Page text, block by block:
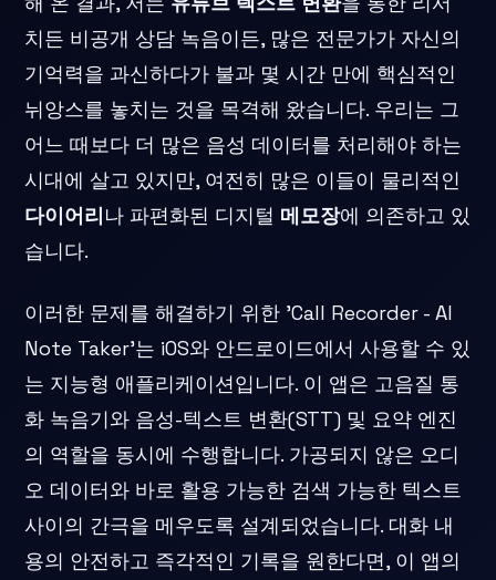
치든 비공개 상담 녹음이든, 많은 전문가가 자신의
기억력을 과신하다가 불과 몇 시간 만에 핵심적인
뉘앙스를 놓치는 것을 목격해 왔습니다. 우리는 그
어느 때보다 더 많은 음성 데이터를 처리해야 하는
시대에 살고 있지만, 여전히 많은 이들이 물리적인
다이어리나 파편화된 디지털 메모장에 의존하고 있
습니다.
이러한 문제를 해결하기 위한 'Call Recorder - AI
Note Taker'는 iOS와 안드로이드에서 사용할 수 있
는 지능형 애플리케이션입니다. 이 앱은 고음질 통
화 녹음기와 음성-텍스트 변환(STT) 및 요약 엔진
의 역할을 동시에 수행합니다. 가공되지 않은 오디
오 데이터와 바로 활용 가능한 검색 가능한 텍스트
사이의 간극을 메우도록 설계되었습니다. 대화 내
용의 안전하고 즉각적인 기록을 원한다면, 이 앱의